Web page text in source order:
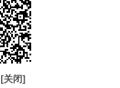
[关闭]